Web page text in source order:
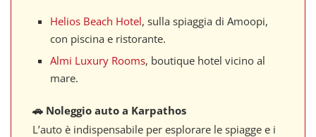
Helios Beach Hotel, sulla spiaggia di Amoopi,
con piscina e ristorante.
Almi Luxury Rooms, boutique hotel vicino al
mare.
🚗 Noleggio auto a Karpathos
L’auto è indispensabile per esplorare le spiagge e i